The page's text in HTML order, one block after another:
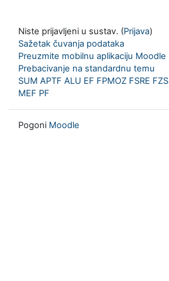
Niste prijavljeni u sustav. (Prijava)
Sažetak čuvanja podataka
Preuzmite mobilnu aplikaciju Moodle
Prebacivanje na standardnu temu
SUM APTF ALU EF FPMOZ FSRE FZS
MEF PF
Pogoni Moodle